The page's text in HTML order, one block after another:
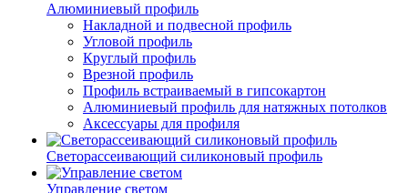
Алюминиевый профиль
Накладной и подвесной профиль
Угловой профиль
Круглый профиль
Врезной профиль
Профиль встраиваемый в гипсокартон
Алюминиевый профиль для натяжных потолков
Аксессуары для профиля
Светорассеивающий силиконовый профиль
Управление светом